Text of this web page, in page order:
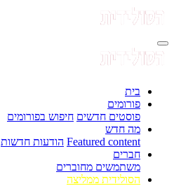
בית
פורומים
פוסטים חדשים חיפוש בפורומים
מה חדש
Featured content הודעות חדשות
חברים
משתמשים מחוברים
הסולידית ממליצה